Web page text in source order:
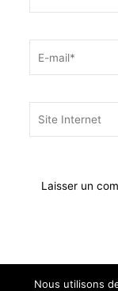
mail*
Internet
Nous utilisons